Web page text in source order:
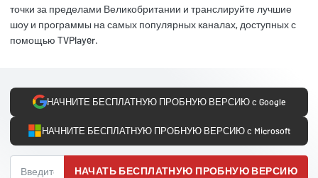
точки за пределами Великобритании и транслируйте лучшие
шоу и программы на самых популярных каналах, доступных с
помощью TVPlayer.
НАЧНИТЕ БЕСПЛАТНУЮ ПРОБНУЮ ВЕРСИЮ с Google
НАЧНИТЕ БЕСПЛАТНУЮ ПРОБНУЮ ВЕРСИЮ с Microsoft
НАЧАТЬ БЕСПЛАТНУЮ ПРОБНУЮ ВЕРСИЮ